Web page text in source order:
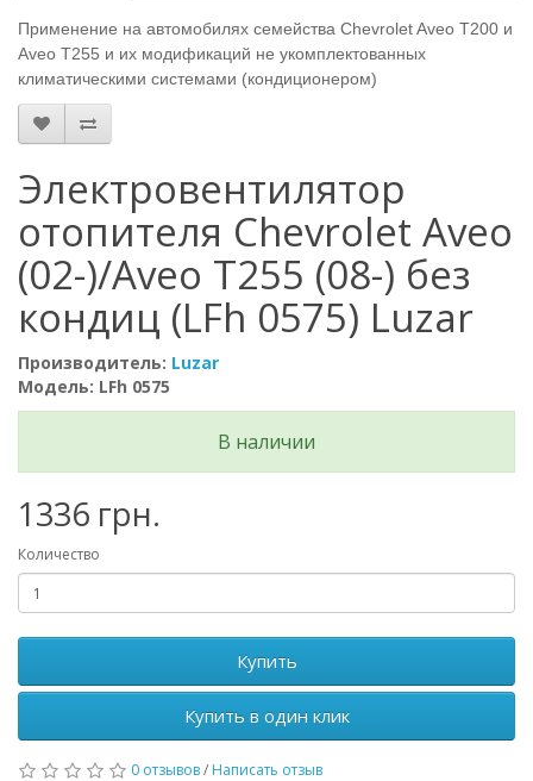
Применение на автомобилях семейства Chevrolet Aveo T200 и
Aveo T255 и их модификаций не укомплектованных
климатическими системами (кондиционером)
Электровентилятор
отопителя Chevrolet Aveo
(02-)/Aveo Т255 (08-) без
кондиц (LFh 0575) Luzar
Производитель: Luzar
Модель: LFh 0575
В наличии
1336 грн.
Количество
Купить
Купить в один клик
0 отзывов/ Написать отзыв